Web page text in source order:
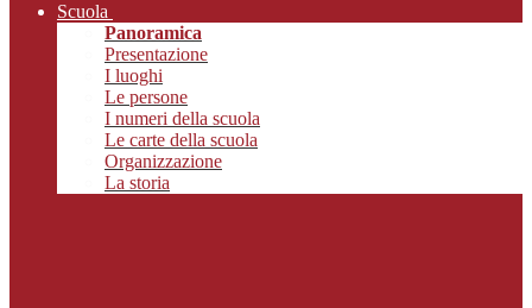
Scuola
Panoramica
Presentazione
I luoghi
Le persone
I numeri della scuola
Le carte della scuola
Organizzazione
La storia